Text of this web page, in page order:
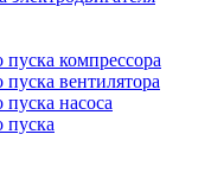
пуска компрессора
пуска вентилятора
пуска насоса
пуска